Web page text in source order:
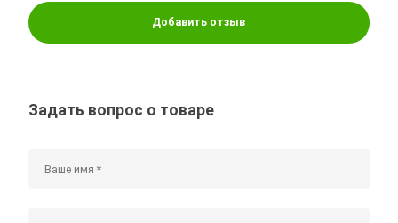
Добавить отзыв
Задать вопрос о товаре